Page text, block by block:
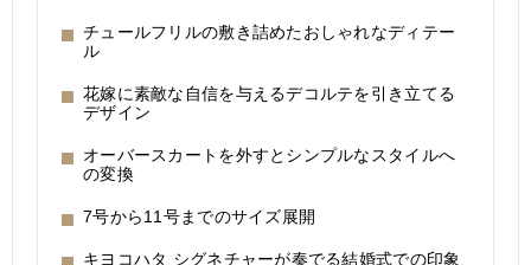
チュールフリルの敷き詰めたおしゃれなディテー
ル
花嫁に素敵な自信を与えるデコルテを引き立てる
デザイン
オーバースカートを外すとシンプルなスタイルへ
の変換
7号から11号までのサイズ展開
キヨコハタ シグネチャーが奏でる結婚式での印象